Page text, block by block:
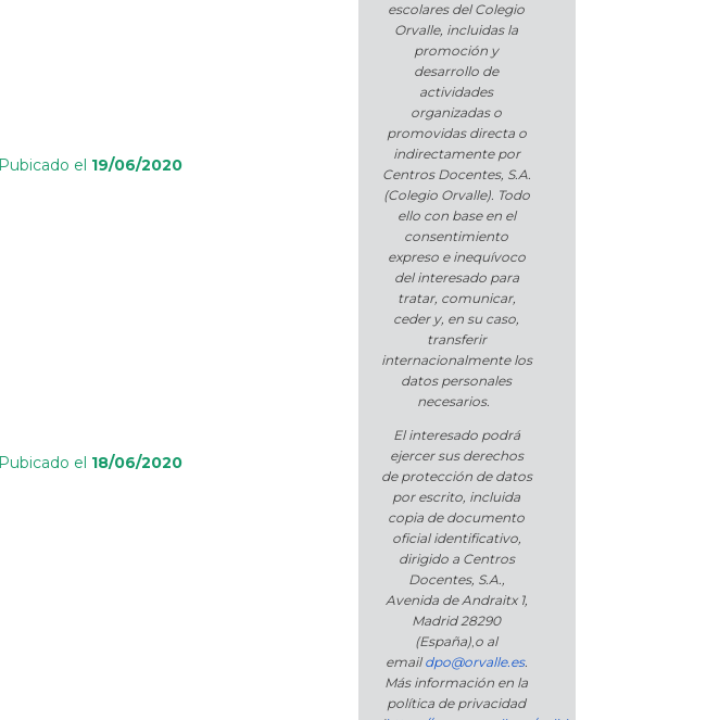
Pubicado el 19/06/2020
Pubicado el 18/06/2020
escolares del Colegio
Orvalle, incluidas la
promoción y
desarrollo de
actividades
organizadas o
promovidas directa o
indirectamente por
Centros Docentes, S.A.
(Colegio Orvalle). Todo
ello con base en el
consentimiento
expreso e inequívoco
del interesado para
tratar, comunicar,
ceder y, en su caso,
transferir
internacionalmente los
datos personales
necesarios.
El interesado podrá
ejercer sus derechos
de protección de datos
por escrito, incluida
copia de documento
oficial identificativo,
dirigido a Centros
Docentes, S.A.,
Avenida de Andraitx 1,
Madrid 28290
(España),o al
emaildpo@orvalle.es.
Más información en la
política de privacidad